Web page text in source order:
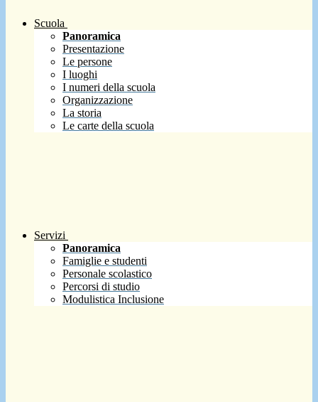
Scuola
Panoramica
Presentazione
Le persone
I luoghi
I numeri della scuola
Organizzazione
La storia
Le carte della scuola
Servizi
Panoramica
Famiglie e studenti
Personale scolastico
Percorsi di studio
Modulistica Inclusione